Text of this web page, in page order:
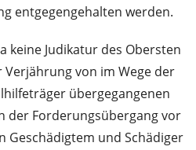
entgegengehalten werden.
keine Judikatur des Obersten
von im Wege der
übergegangenen
der Forderungsübergang vor
Geschädigtem und Schädiger